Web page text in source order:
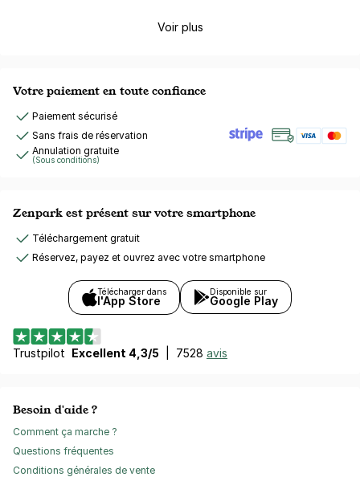
Voir plus
Votre paiement en toute confiance
Paiement sécurisé
Sans frais de réservation
Annulation gratuite
(Sous conditions)
Zenpark est présent sur votre smartphone
Téléchargement gratuit
Réservez, payez et ouvrez avec votre smartphone
Télécharger dans
l'App Store
Disponible sur
Google Play
Trustpilot Excellent 4,3/5 7528 avis
Besoin d'aide ?
Comment ça marche ?
Questions fréquentes
Conditions générales de vente